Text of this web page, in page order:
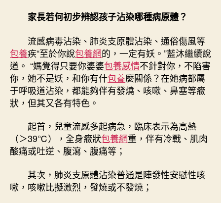
家
應
如
許
做〉
中
家長若何初步辨認孩子沾染哪種病原體？
流感病毒沾染、肺炎支原體沾染、通俗傷風等
包養疾“至於你說包養網的，一定有妖。”藍沐繼續說
道。 “媽覺得只要你婆婆包養感情不針對你，不陷害
你，她不是妖，和你有什包養麼關係？在她病都屬
于呼吸道沾染，都能夠伴有發燒、咳嗽、鼻塞等癥
狀，但其又各有特色。
起首，兒童流感多起病急，臨床表示為高熱
（＞39℃），全身癥狀包養網重，伴有冷戰、肌肉
酸痛或吐逆、腹瀉、腹痛等；
其次，肺炎支原體沾染普通是陣發性安慰性咳
嗽，咳嗽比擬激烈，發燒或不發燒；